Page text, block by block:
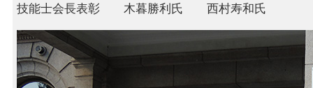
技能士会長表彰 木暮勝利氏 西村寿和氏